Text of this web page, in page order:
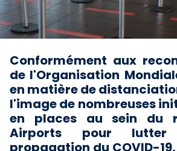
Conformément aux
de l'Organisation
en matière de
l'image de nombreuses
en places au sein du
Airports pour
propagation du COVID-